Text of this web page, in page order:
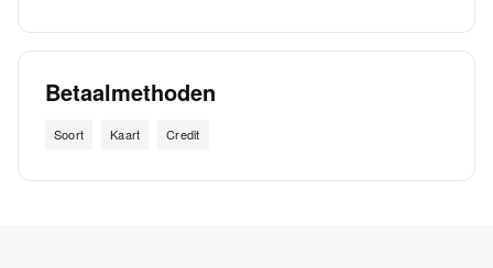
Betaalmethoden
Soort Kaart Credit